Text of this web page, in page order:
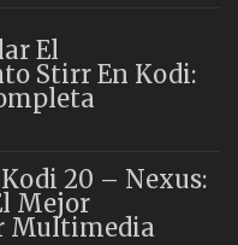
El
Stirr En Kodi:
20 – Nexus:
Mejor
Multimedia